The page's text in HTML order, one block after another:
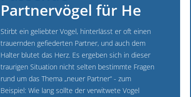
Partnervögel für He
Stirbt ein geliebter Vogel, hinterlässt er oft einen
trauernden gefiederten Partner, und auch dem
Halter blutet das Herz. Es ergeben sich in dieser
traurigen Situation nicht selten bestimmte Fragen
rund um das Thema „neuer Partner“ - zum
Beispiel: Wie lang sollte der verwitwete Vogel